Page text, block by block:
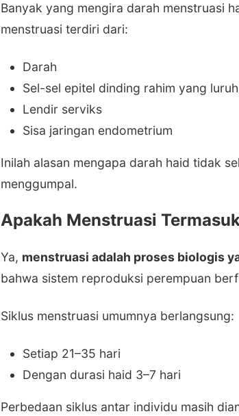
Banyak yang mengira darah menstruasi
menstruasi terdiri dari:
Darah
Sel-sel epitel dinding rahim yang luruh
Lendir serviks
Sisa jaringan endometrium
Inilah alasan mengapa darah haid tidak
menggumpal.
Apakah Menstruasi
Ya, menstruasi adalah proses biologis
bahwa sistem reproduksi perempuan
Siklus menstruasi umumnya berlangsung:
Setiap 21–35 hari
Dengan durasi haid 3–7 hari
Perbedaan siklus antar individu masih